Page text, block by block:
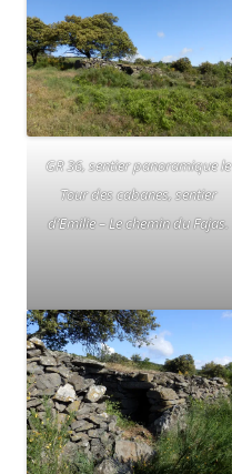
GR 36, sentier panoramique le
Tour des cabanes, sentier
d’Emilie – Le chemin du Fajas.